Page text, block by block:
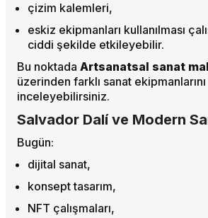
çizim kalemleri,
eskiz ekipmanları kullanılması
ciddi şekilde etkileyebilir.
Bu noktada Artsanatsal sanat
üzerinden farklı sanat ekipmanlarını
inceleyebilirsiniz.
Salvador Dalí ve Modern
Bugün:
dijital sanat,
konsept tasarım,
NFT çalışmaları,